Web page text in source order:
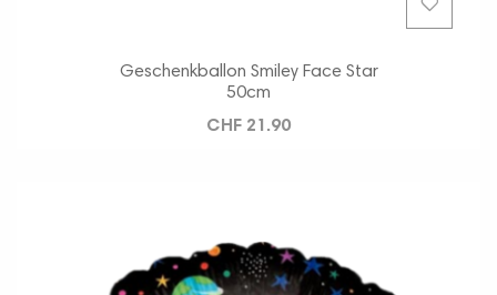
Geschenkballon Smiley Face Star
50cm
CHF 21.90